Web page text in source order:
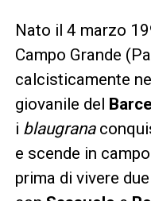
Nato il 4 marzo
Campo Grande
calcisticamente
giovanile del
i blaugrana
e scende in
prima di vivere